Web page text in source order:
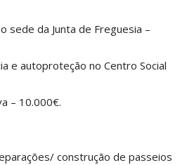
sede da Junta de Freguesia –
e autoproteção no Centro Social
– 10.000€.
construção de passeios